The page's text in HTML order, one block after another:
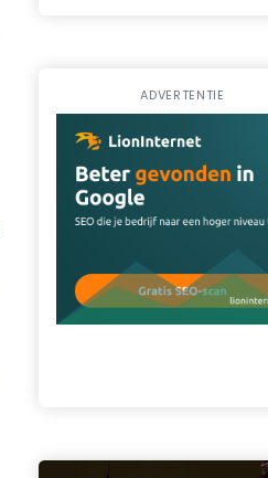
ADVERTENTIE